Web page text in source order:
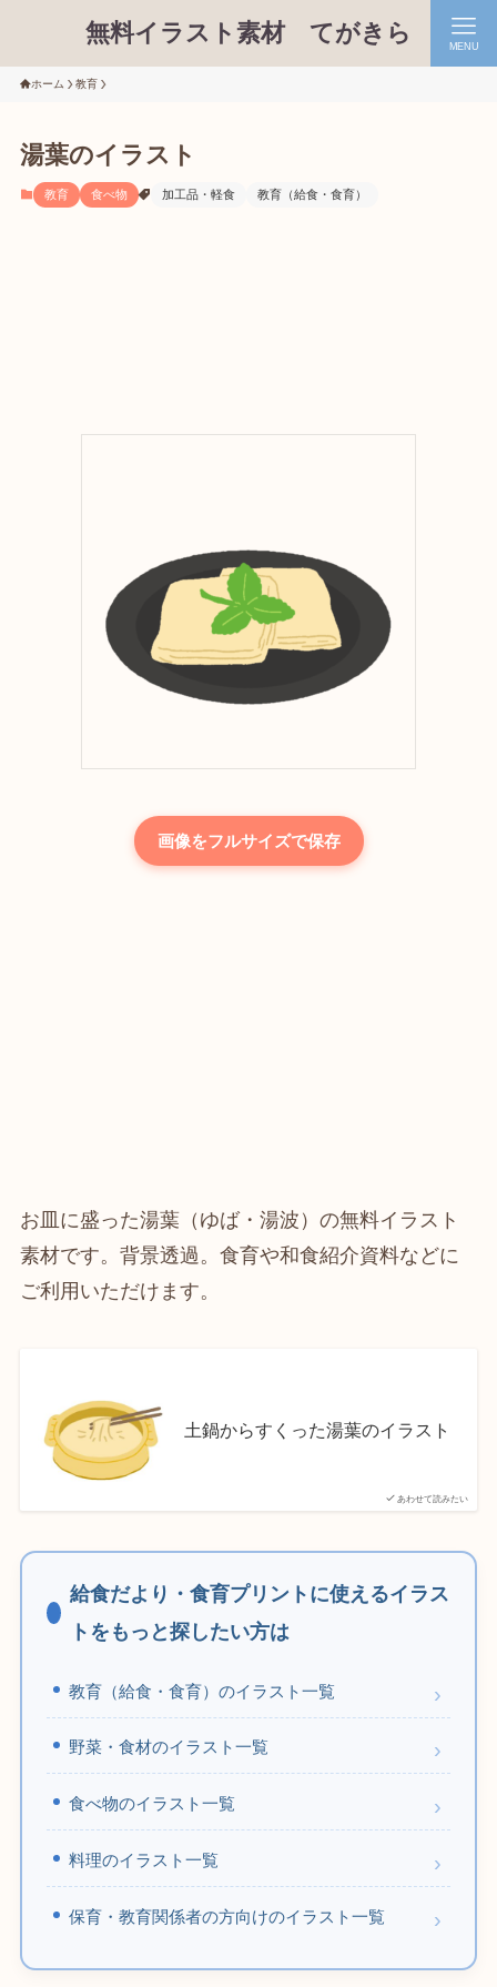
無料イラスト素材 てがきら MENU
ホーム 教育
湯葉のイラスト
教育 食べ物 加工品・軽食 教育（給食・食育）
画像をフルサイズで保存
お皿に盛った湯葉（ゆば・湯波）の無料イラスト
素材です。背景透過。食育や和食紹介資料などに
ご利用いただけます。
あわせて読みたい
土鍋からすくった湯葉のイラスト
給食だより・食育プリントに使えるイラス
トをもっと探したい方は
教育（給食・食育）のイラスト一覧
野菜・食材のイラスト一覧
食べ物のイラスト一覧
料理のイラスト一覧
保育・教育関係者の方向けのイラスト一覧